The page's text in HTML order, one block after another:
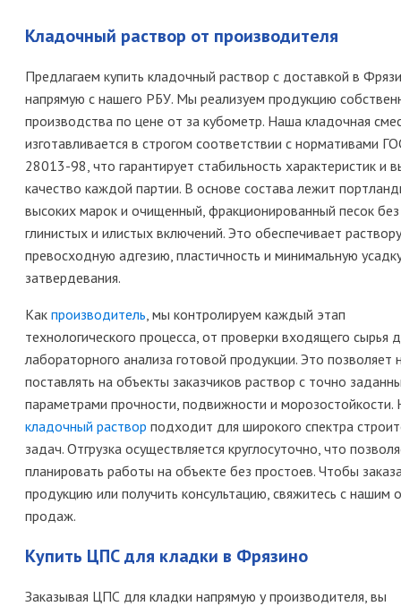
Кладочный раствор от производителя
Предлагаем купить кладочный раствор с доставкой в
напрямую с нашего РБУ. Мы реализуем продукцию
производства по цене от за кубометр. Наша кладочная
изготавливается в строгом соответствии с нормативами
28013-98, что гарантирует стабильность характеристик и
качество каждой партии. В основе состава лежит
высоких марок и очищенный, фракционированный песок без
глинистых и илистых включений. Это обеспечивает раствору
превосходную адгезию, пластичность и минимальную
затвердевания.
Как производитель , мы контролируем каждый этап
технологического процесса, от проверки входящего сырья
лабораторного анализа готовой продукции. Это позволяет
поставлять на объекты заказчиков раствор с точно
параметрами прочности, подвижности и морозостойкости.
кладочный раствор подходит для широкого спектра
задач. Отгрузка осуществляется круглосуточно, что
планировать работы на объекте без простоев. Чтобы
продукцию или получить консультацию, свяжитесь с нашим
продаж.
Купить ЦПС для кладки в Фрязино
Заказывая ЦПС для кладки напрямую у производителя, вы